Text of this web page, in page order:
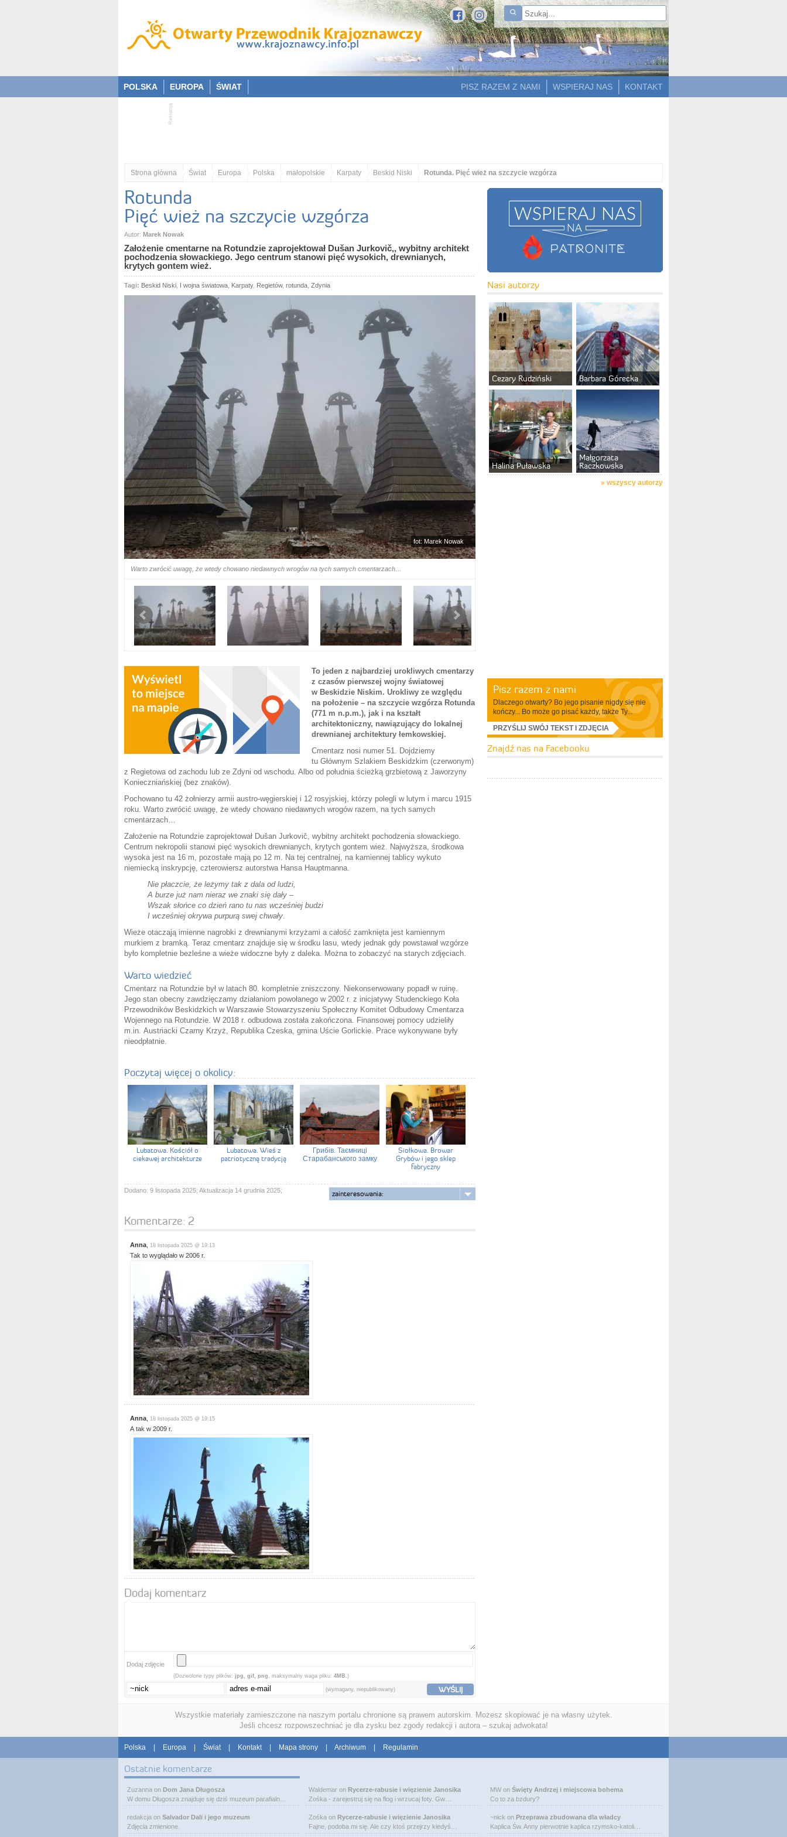
POLSKA EUROPA ŚWIAT KONTAKT
WSPIERAJ NAS
PISZ RAZEM Z NAMI
Strona główna Świat Europa Polska małopolskie Karpaty Beskid Niski Rotunda. Pięć wież na szczycie wzgórza
Rotunda
Pięć wież na szczycie wzgórza
Autor: Marek Nowak
Założenie cmentarne na Rotundzie zaprojektował Dušan Jurkovič,, wybitny architekt
pochodzenia słowackiego. Jego centrum stanowi pięć wysokich, drewnianych,
krytych gontem wież.
Tagi: Beskid Niski I wojna światowa Karpaty, Regietów, rotunda Zdynia
fot: Marek Nowak
Warto zwrócić uwagę, że wtedy chowano niedawnych wrogów na tych samych cmentarzach…
To jeden z najbardziej urokliwych cmentarzy
z czasów pierwszej wojny światowej
w Beskidzie Niskim. Urokliwy ze względu
na położenie – na szczycie wzgórza Rotunda
(771 m n.p.m.), jak i na kształt
architektoniczny, nawiązujący do lokalnej
drewnianej architektury łemkowskiej.
Cmentarz nosi numer 51. Dojdziemy
tu Głównym Szlakiem Beskidzkim (czerwonym)
z Regietowa od zachodu lub ze Zdyni od wschodu. Albo od południa ścieżką grzbietową z Jaworzyny
Konieczniańskiej (bez znaków).
Pochowano tu 42 żołnierzy armii austro-węgierskiej i 12 rosyjskiej, którzy polegli w lutym i marcu 1915
roku. Warto zwrócić uwagę, że wtedy chowano niedawnych wrogów razem, na tych samych
cmentarzach…
Założenie na Rotundzie zaprojektował Dušan Jurkovič, wybitny architekt pochodzenia słowackiego.
Centrum nekropolii stanowi pięć wysokich drewnianych, krytych gontem wież. Najwyższa, środkowa
wysoka jest na 16 m, pozostałe mają po 12 m. Na tej centralnej, na kamiennej tablicy wykuto
niemiecką inskrypcję, czterowiersz autorstwa Hansa Hauptmanna.
Nie płaczcie, że leżymy tak z dala od ludzi,
A burze już nam nieraz we znaki się dały –
Wszak słońce co dzień rano tu nas wcześniej budzi
I wcześniej okrywa purpurą swej chwały.
Wieże otaczają imienne nagrobki z drewnianymi krzyżami a całość zamknięta jest kamiennym
murkiem z bramką. Teraz cmentarz znajduje się w środku lasu, wtedy jednak gdy powstawał wzgórze
było kompletnie bezleśne a wieże widoczne były z daleka. Można to zobaczyć na starych zdjęciach.
Warto wiedzieć
Cmentarz na Rotundzie był w latach 80. kompletnie zniszczony. Niekonserwowany popadł w ruinę.
Jego stan obecny zawdzięczamy działaniom powołanego w 2002 r. z inicjatywy Studenckiego Koła
Przewodników Beskidzkich w Warszawie Stowarzyszeniu Społeczny Komitet Odbudowy Cmentarza
Wojennego na Rotundzie. W 2018 r. odbudowa została zakończona. Finansowej pomocy udzieliły
m.in. Austriacki Czarny Krzyż, Republika Czeska, gmina Uście Gorlickie. Prace wykonywane były
nieodpłatnie.
Poczytaj więcej o okolicy:
Lubatowa. Kościół o
ciekawej architekturze
Lubatowa. Wieś z
patriotyczną tradycją
Грибів. Таємниці
Старабанського замку
Siołkowa. Browar
Grybów i jego sklep
fabryczny
Dodano: 9 listopada 2025; Aktualizacja 14 grudnia 2025; zainteresowania:
Komentarze: 2
Anna 18 listopada 2025 @ 19:13
Tak to wyglądało w 2006 r.
Anna 18 listopada 2025 @ 19:15
A tak w 2009 r.
Dodaj komentarz
Dodaj zdjęcie
(Dozwolone typy plików: jpg, gif, png , maksymalny waga pliku: 4MB.)
(wymagany, niepublikowany) WYŚLIJ
Nasi autorzy
Cezary Rudziński Barbara Górecka
Halina Puławska
Małgorzata
Raczkowska
» wszyscy autorzy
Pisz razem z nami
Dlaczego otwarty? Bo jego pisanie nigdy się nie
kończy... Bo może go pisać każdy, także Ty...
PRZYŚLIJ SWÓJ TEKST I ZDJĘCIA
Znajdź nas na Facebooku
Wszystkie materiały zamieszczone na naszym portalu chronione są prawem autorskim. Możesz skopiować je na własny użytek.
Jeśli chcesz rozpowszechniać je dla zysku bez zgody redakcji i autora – szukaj adwokata!
Polska Europa Świat Kontakt Mapa strony Archiwum Regulamin
Ostatnie komentarze
Zuzanna on Dom Jana Długosza
W domu Długosza znajduje się dziś muzeum parafialn…
redakcja on Salvador Dali i jego muzeum
Zdjęcia zmienione.
Waldemar on Rycerze-rabusie i więzienie Janosika
Zośka - zarejestruj się na flog i wrzucaj foty. Gw…
Zośka on Rycerze-rabusie i więzienie Janosika
Fajne, podoba mi się. Ale czy ktoś przejrzy kiedyś…
MW on Święty Andrzej i miejscowa bohema
Co to za bzdury?
~nick on Przeprawa zbudowana dla władcy
Kaplica Św. Anny pierwotnie kaplica rzymsko-katoli…